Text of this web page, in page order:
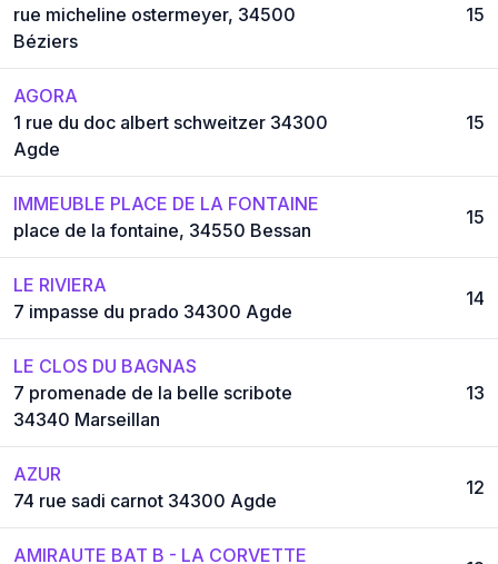
rue micheline ostermeyer, 34500
Béziers
15
AGORA
1 rue du doc albert schweitzer 34300
Agde
15
IMMEUBLE PLACE DE LA FONTAINE
place de la fontaine, 34550 Bessan
15
LE RIVIERA
7 impasse du prado 34300 Agde
14
LE CLOS DU BAGNAS
7 promenade de la belle scribote
34340 Marseillan
13
AZUR
74 rue sadi carnot 34300 Agde
12
AMIRAUTE BAT B - LA CORVETTE